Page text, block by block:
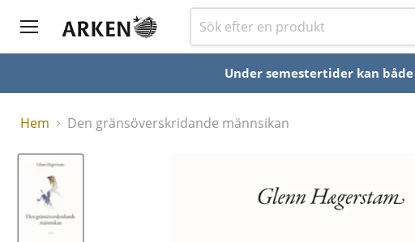
Under semestertider kan
Hem Den gränsöverskridande männsikan